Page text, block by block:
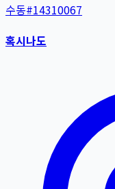
수동#14310067
혹시나도